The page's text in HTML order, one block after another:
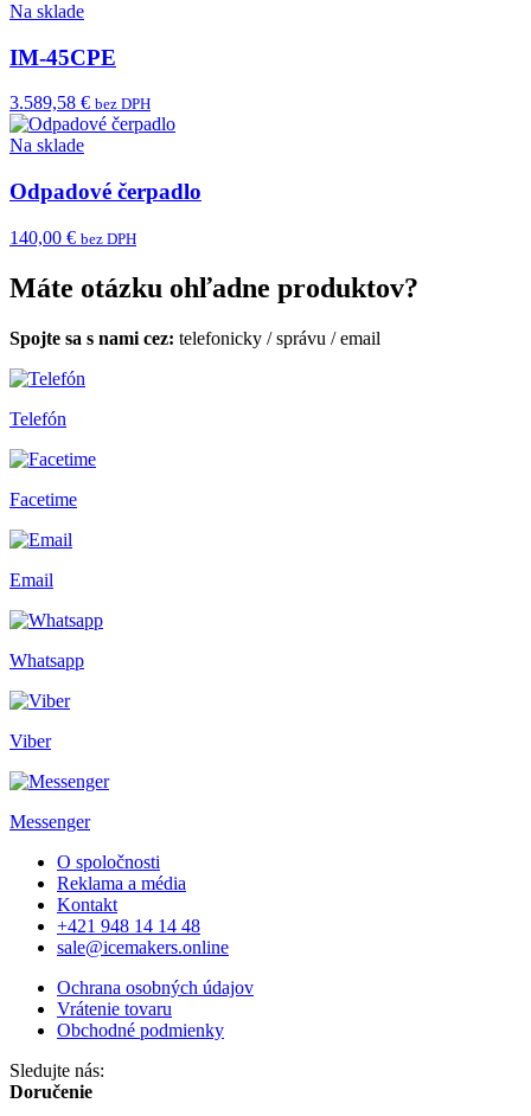
Na sklade
IM-45CPE
3.589,58 € bez DPH
Na sklade
Odpadové čerpadlo
140,00 € bez DPH
Máte otázku ohľadne produktov?
Spojte sa s nami cez: telefonicky /správu /email
Telefón
Facetime
Email
Whatsapp
Viber
Messenger
O spoločnosti
Reklama a média
Kontakt
+421 948 14 14 48
sale@icemakers.online
Ochrana osobných údajov
Vrátenie tovaru
Obchodné podmienky
Sledujte nás:
Doručenie